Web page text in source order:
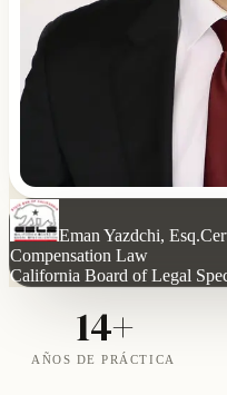
Eman Yazdchi, Esq.
Compensation Law
California Board of Legal
14+
AÑOS DE PRÁCTICA